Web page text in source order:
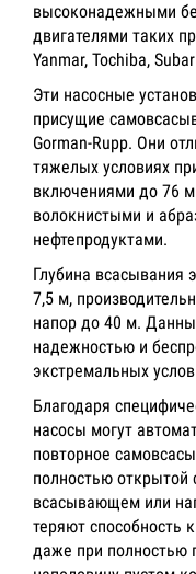
высоконадежными
двигателями таких
Yanmar, Tochiba,
Эти насосные
присущие
Gorman-Rupp. Они
тяжелых условиях
включениями до 76
волокнистыми и
нефтепродуктами.
Глубина всасывания
7,5 м,
напор до 40 м.
надежностью и
экстремальных
Благодаря
насосы могут
повторное
полностью открытой
всасывающем или
теряют способность
даже при полностью